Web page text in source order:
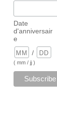
Date
d'anniversair
e
/
( mm / jj )